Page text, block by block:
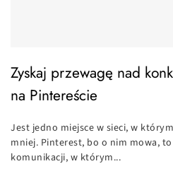
Zyskaj przewagę nad
na Pintereście
Jest jedno miejsce w sieci, w
mniej. Pinterest, bo o nim mowa, to
komunikacji, w którym...